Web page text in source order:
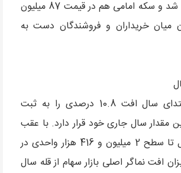
هزار تومان معامله شد و سکه امامی هم در قیمت 87 میلیون
تومان میان خریداران و فروشندگان دست به
شاخص کل از ابتدای سال افت 10.8 درصدی را به ثبت
مقدار سال جاری خود قرار دارد. با عقب
نشینی شاخص کل تا سطح 2 میلیون و 416 هزار واحدی در
افت نماگر اصلی بازار سهام از قله سال